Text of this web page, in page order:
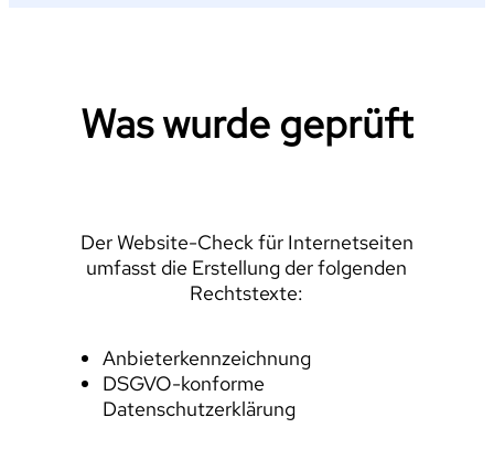
Was wurde geprüft
Der Website-Check für Internetseiten
umfasst die Erstellung der folgenden
Rechtstexte:
Anbieterkennzeichnung
DSGVO-konforme
Datenschutzerklärung